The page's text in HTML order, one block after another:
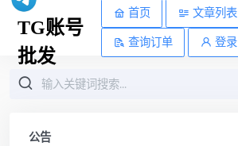
TG账号
批发
首页 文章列表
查询订单
登录
公告